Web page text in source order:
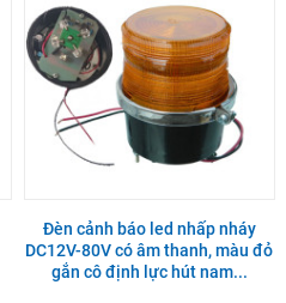
Đèn cảnh báo led nhấp nháy
DC12V-80V có âm thanh, màu đỏ
gắn cô định lực hút nam...